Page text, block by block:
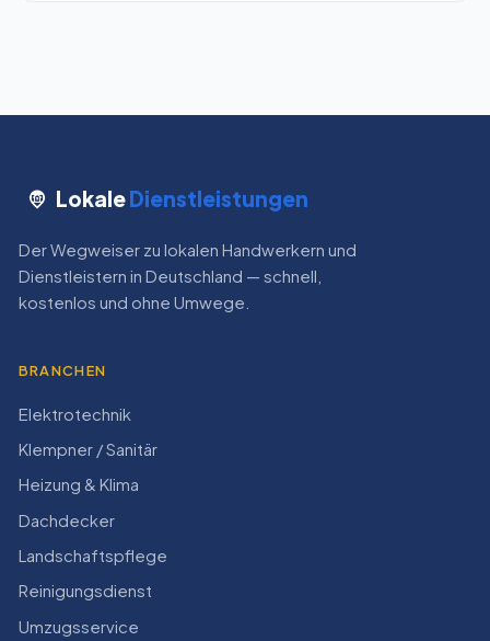
LokaleDienstleistungen
Der Wegweiser zu lokalen Handwerkern und
Dienstleistern in Deutschland — schnell,
kostenlos und ohne Umwege.
BRANCHEN
Elektrotechnik
Klempner / Sanitär
Heizung & Klima
Dachdecker
Landschaftspflege
Reinigungsdienst
Umzugsservice